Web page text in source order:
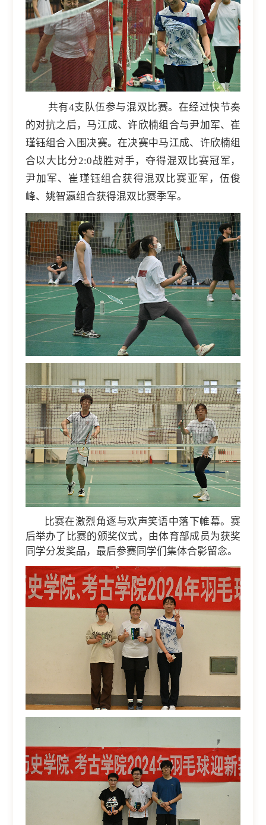
共有4支队伍参与混双比赛。在经过快节奏
的对抗之后，马江成、许欣楠组合与尹加军、崔
瑾钰组合入围决赛。在决赛中马江成、许欣楠组
合以大比分2:0战胜对手，夺得混双比赛冠军，
尹加军、崔瑾钰组合获得混双比赛亚军，伍俊
峰、姚智瀛组合获得混双比赛季军。
比赛在激烈角逐与欢声笑语中落下帷幕。赛
后举办了比赛的颁奖仪式，由体育部成员为获奖
同学分发奖品，最后参赛同学们集体合影留念。